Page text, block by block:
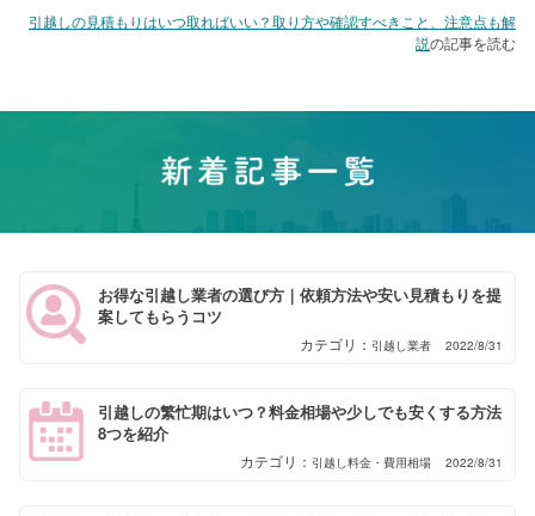
引越しの見積もりはいつ取ればいい？取り方や確認すべきこと、注意点も解
説の記事を読む
お得な引越し業者の選び方｜依頼方法や安い見積もりを提
案してもらうコツ
引越し業者 2022/8/31
引越しの繁忙期はいつ？料金相場や少しでも安くする方法
8つを紹介
引越し料金・費用相場 2022/8/31